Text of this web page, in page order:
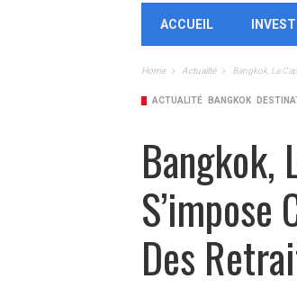
ACCUEIL
Home Actualité Bangkok, La
ACTUALITÉ BANGKOK
Bangkok,
Des